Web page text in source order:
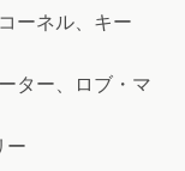
ーネル、キー
ター、ロブ・マ
ー